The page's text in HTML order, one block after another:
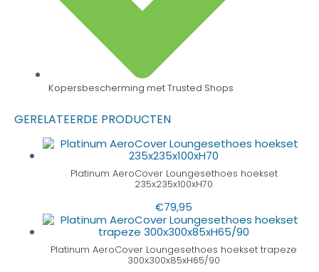
Kopersbescherming met Trusted Shops
GERELATEERDE PRODUCTEN
Platinum AeroCover Loungesethoes hoekset
235x235x100xH70
€79,95
Platinum AeroCover Loungesethoes hoekset trapeze
300x300x85xH65/90